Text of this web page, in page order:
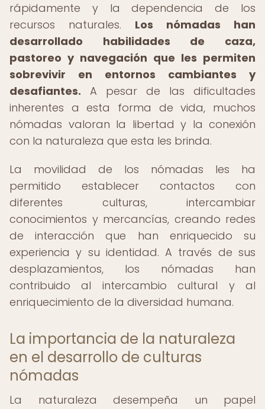
rápidamente y la dependencia de los
recursos naturales. Los nómadas han
desarrollado habilidades de caza,
pastoreo y navegación que les permiten
sobrevivir en entornos cambiantes y
desafiantes. A pesar de las dificultades
inherentes a esta forma de vida, muchos
nómadas valoran la libertad y la conexión
con la naturaleza que esta les brinda.
La movilidad de los nómadas les ha
permitido establecer contactos con
diferentes culturas, intercambiar
conocimientos y mercancías, creando redes
de interacción que han enriquecido su
experiencia y su identidad. A través de sus
desplazamientos, los nómadas han
contribuido al intercambio cultural y al
enriquecimiento de la diversidad humana.
La importancia de la naturaleza
en el desarrollo de culturas
nómadas
La naturaleza desempeña un papel